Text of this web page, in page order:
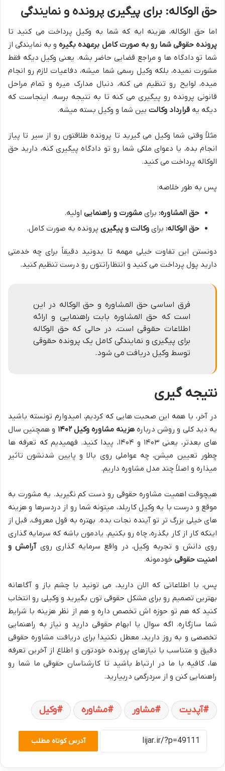
حق الوکاله: برای پیگیری پرونده و نمایندگی
اما حق الوکاله، هزینه ایه که شما به وکیل پرداخت می کنید تا
پرونده حقوقی شما رو به صورت کامل برعهده بگیرهو به نمایندگی از
شما تو دادگاه ها و مراجع قضایی حاضر بشه. یعنی وکیل دیگه فقط
مشورت نمیده، بلکه وکیل رسمی شما میشه، دفاعیات لازم رو انجام
میده، لوایح رو تنظیم می کنه، دنبال مدارک میره و تمام مراحل
قانونی پرونده رو پیگیری می کنه تا به نتیجه برسه. اینجاست که
دیگه یه قرارداد وکالت بین شما و وکیل بسته میشه.
مثلاً وقتی شما وکیل می گیرید تا پرونده طلاقتون رو از سیر تا پیاز
انجام بده، یا دعوای ملکی شما رو تو دادگاه پیگیری کنه، دارید حق
الوکاله پرداخت می کنید.
پس به طور خلاصه:
حق المشاوره: برای مشورت و راهنمایی اولیه.
حق الوکاله: برای وکالت و پیگیری پرونده به صورت کامل.
دونستن این تفاوت خیلی مهمه تا بدونید دقیقاً برای چه خدمتی
دارید پول پرداخت می کنید و انتظاراتتون رو درست تنظیم کنید.
فرق اساسی حق المشاوره و حق الوکاله در این
است که حق المشاوره بابت راهنمایی و ارائه
اطلاعات حقوقی است، در حالی که حق الوکاله
برای پیگیری و نمایندگی کامل یک پرونده حقوقی
توسط وکیل دریافت می شود.
نتیجه گیری
در آخر، با همه این صحبت هایی که کردیم، امیدوارم تونسته باشید
یه دید کلی و روشن درباره هزینه مشاوره وکیل ۱۴۰۲
و همچنین سال
های بعدتر، یعنی ۱۴۰۳ و ۱۴۰۴، پیدا کنید. فهمیدیم که تعرفه ها
چطور تعیین میشن، چه عواملی روی بالا و پایین شدنشون تاثیر
میذاره و اصلاً چند مدل مشاوره داریم.
هیچوقت اهمیت مشاوره حقوقی رو دست کم نگیرید. یه مشورت به
موقع و درست با یه وکیل کاربلد، میتونه شما رو از دردسرها و هزینه
های خیلی بزرگ تر تو آینده نجات بده. بهتره به قول معروف، قبل از
اینکه کار از کار بگذره، چاه رو بکنیم. یادمون باشه که سرمایه گذاری
روی دانش و تجربه وکیل، در واقع سرمایه گذاری رویآرامش و
امنیت حقوقی خودمونه.
پس، با اطلاعاتی که الان دارید، می تونید با چشم باز و آگاهانه
بهترین تصمیم رو برای مشکل حقوقی تون بگیرید و وکیلی رو انتخاب
کنید که هم تو حوزه اش تخصص داره و هم از نظر هزینه با شرایط
شما سازگاره. اگه سوال یا ابهام حقوقی دارید و نیاز به راهنمایی
تخصصی و به روز دارید، معطل نکنید! برای دریافت مشاوره حقوقی
دقیق و متناسب با نیازهای پرونده خودتون و اطلاع از آخرین تعرفه
ها، کافیه با ما در ارتباط باشید تا کارشناسان حقوقی ما شما رو
راهنمایی کنن و از سردرگمی دربیارید.
آپدیت مشاور مشاوره وکیل
آدرس کوتاه مطلب